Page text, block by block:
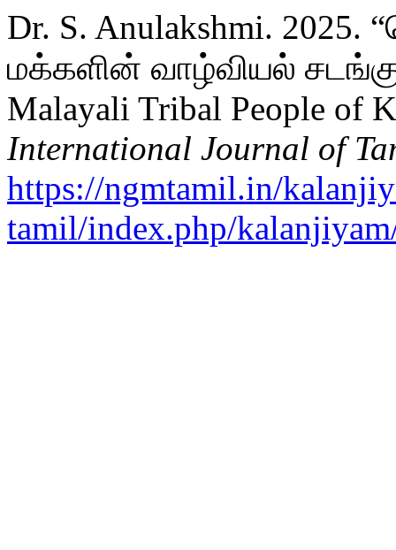
Dr. S. Anulakshmi.
மக்களின் வாழ்வியல்
Malayali Tribal People of
International Journal of
https://ngmtamil.in/
tamil/index.php/